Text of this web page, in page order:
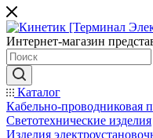
Интернет-магазин
Каталог
Кабельно-проводниковая
Светотехнические изделия
Изделия